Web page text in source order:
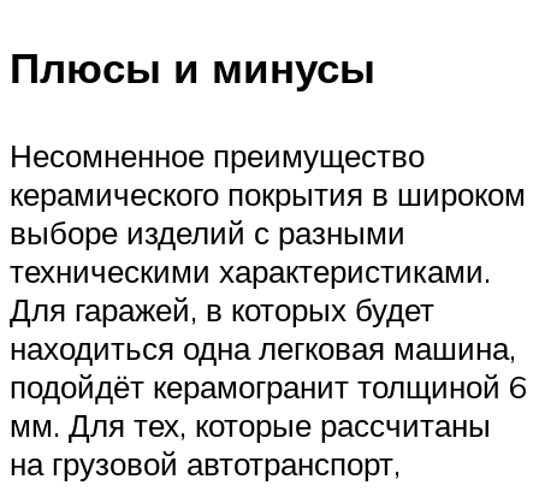
Плюсы и минусы
Несомненное преимущество
керамического покрытия в широком
выборе изделий с разными
техническими характеристиками.
Для гаражей, в которых будет
находиться одна легковая машина,
подойдёт керамогранит толщиной 6
мм. Для тех, которые рассчитаны
на грузовой автотранспорт,